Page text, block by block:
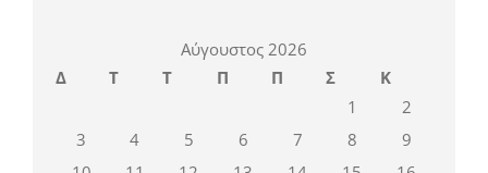
Αύγουστος 2026
Δ
Τ Τ Π Π Σ
Κ
1
2
3
4 5 6 7 8
9